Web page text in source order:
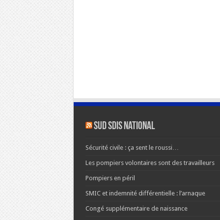
SUD SDIS national
Sécurité civile : ça sent le roussi…
Les pompiers volontaires sont des travailleurs
Pompiers en péril
SMIC et indemnité différentielle : l’arnaque
Congé supplémentaire de naissance